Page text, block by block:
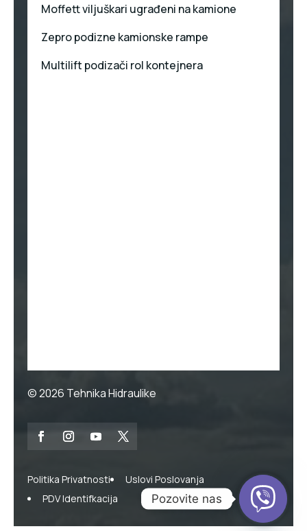
Moffett viljuškari ugrađeni na kamione
Zepro podizne kamionske rampe
Multilift podizači rol kontejnera
© 2026 Tehnika Hidraulike
Politika Privatnosti
Uslovi Poslovanja
PDV Identifkacija
Pozovite nas